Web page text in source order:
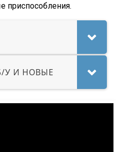
приспособления.
У И НОВЫЕ